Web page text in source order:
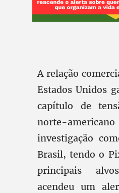
A relação
Estados Unidos
capítulo de
norte-
investigação
Brasil, tendo o
principais
acendeu um